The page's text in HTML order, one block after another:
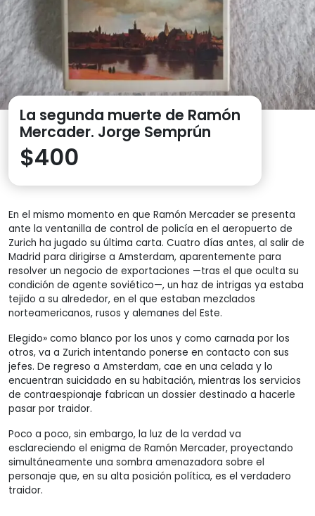
La segunda muerte de Ramón
Mercader. Jorge Semprún
$400
En el mismo momento en que Ramón Mercader se presenta
ante la ventanilla de control de policía en el aeropuerto de
Zurich ha jugado su última carta. Cuatro días antes, al salir de
Madrid para dirigirse a Amsterdam, aparentemente para
resolver un negocio de exportaciones —tras el que oculta su
condición de agente soviético—, un haz de intrigas ya estaba
tejido a su alrededor, en el que estaban mezclados
norteamericanos, rusos y alemanes del Este.
Elegido» como blanco por los unos y como carnada por los
otros, va a Zurich intentando ponerse en contacto con sus
jefes. De regreso a Amsterdam, cae en una celada y lo
encuentran suicidado en su habitación, mientras los servicios
de contraespionaje fabrican un dossier destinado a hacerle
pasar por traidor.
Poco a poco, sin embargo, la luz de la verdad va
esclareciendo el enigma de Ramón Mercader, proyectando
simultáneamente una sombra amenazadora sobre el
personaje que, en su alta posición política, es el verdadero
traidor.